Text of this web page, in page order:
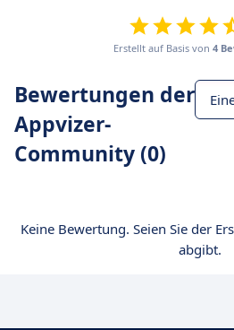
Erstellt auf Basis von 4
Bewertungen der
Appvizer-
Community (0)
Keine Bewertung. Seien Sie der
abgibt.